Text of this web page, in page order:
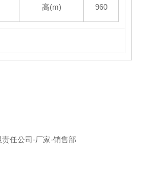
高(m) 960
任公司-厂家-销售部